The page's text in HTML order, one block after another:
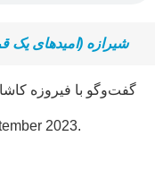
شیرازه (امیدهای
گفت‌وگو با فیروزه
2023.